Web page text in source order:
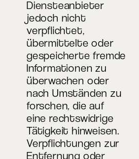
Diensteanbieter
jedoch nicht
verpflichtet,
übermittelte oder
gespeicherte fremde
Informationen zu
überwachen oder
nach Umständen zu
forschen, die auf
eine rechtswidrige
Tätigkeit hinweisen.
Verpflichtungen zur
Entfernung oder